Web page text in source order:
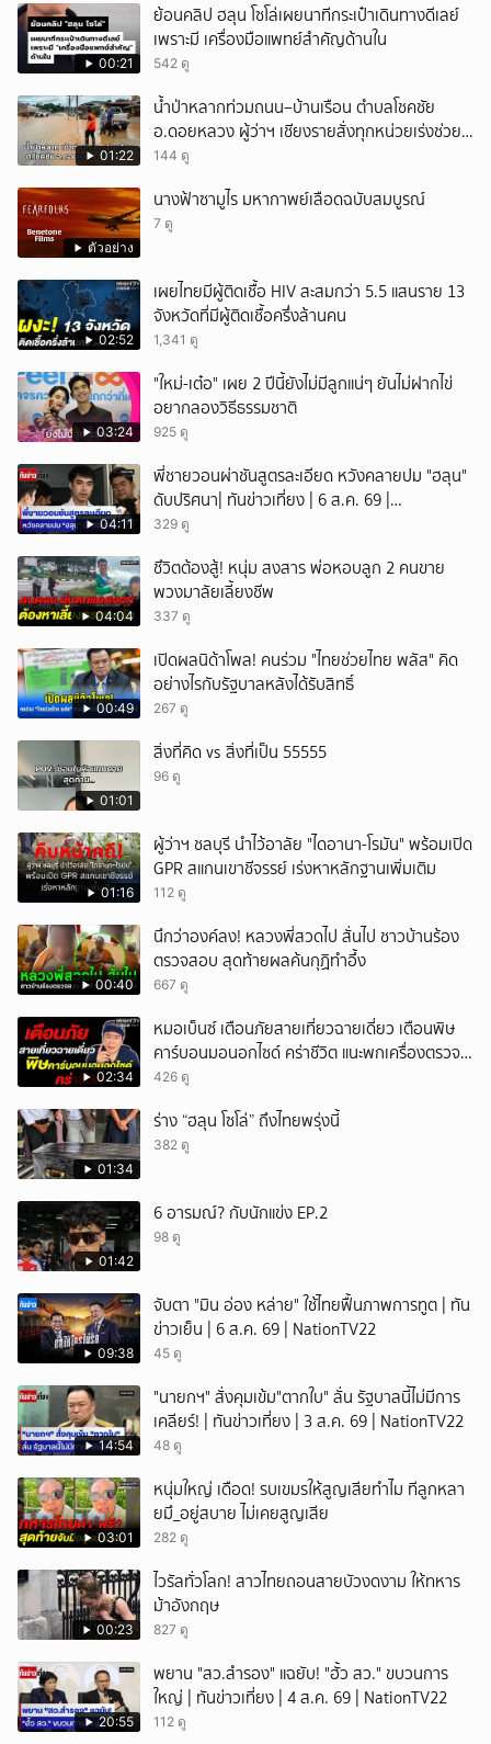
00:21
ย้อนคลิป ฮลุน โซโล่เผยนาทีกระเป๋าเดินทางดีเลย์
เพราะมี เครื่องมือแพทย์สำคัญด้านใน
542 ดู
01:22
น้ำป่าหลากท่วมถนน–บ้านเรือน ตำบลโชคชัย
อ.ดอยหลวง ผู้ว่าฯ เชียงรายสั่งทุกหน่วยเร่งช่วย
เหลือประชาชน
144 ดู
ตัวอย่าง
นางฟ้าซามูไร มหากาพย์เลือดฉบับสมบูรณ์
7 ดู
02:52
เผยไทยมีผู้ติดเชื้อ HIV สะสมกว่า 5.5 แสนราย 13
จังหวัดที่มีผู้ติดเชื้อครึ่งล้านคน
1,341 ดู
03:24
"ใหม่-เต๋อ" เผย 2 ปีนี้ยังไม่มีลูกแน่ๆ ยันไม่ฝากไข่
อยากลองวิธีธรรมชาติ
925 ดู
04:11
พี่ชายวอนผ่าชันสูตรละเอียด หวังคลายปม "ฮลุน"
ดับปริศนา| ทันข่าวเที่ยง | 6 ส.ค. 69 |
NationTV22
329 ดู
04:04
ชึวิตต้องสู้! หนุ่ม สงสาร พ่อหอบลูก 2 คนขาย
พวงมาลัยเลี้ยงชีพ
337 ดู
00:49
เปิดผลนิด้าโพล! คนร่วม "ไทยช่วยไทย พลัส" คิด
อย่างไรกับรัฐบาลหลังได้รับสิทธิ์
267 ดู
01:01
สิ่งที่คิด vs สิ่งที่เป็น 55555
96 ดู
01:16
ผู้ว่าฯ ชลบุรี นำไว้อาลัย "ไดอานา-โรมัน" พร้อมเปิด
GPR สแกนเขาชีจรรย์ เร่งหาหลักฐานเพิ่มเติม
112 ดู
00:40
นึกว่าองค์ลง! หลวงพี่สวดไป สั่นไป ชาวบ้านร้อง
ตรวจสอบ สุดท้ายผลค้นกุฏิทำอึ้ง
667 ดู
02:34
หมอเบ็นซ์ เตือนภัยสายเที่ยวฉายเดี่ยว เตือนพิษ
คาร์บอนมอนอกไซด์ คร่าชีวิต แนะพกเครื่องตรวจ
วัดติดตัว
426 ดู
01:34
ร่าง “ฮลุน โซโล่” ถึงไทยพรุ่งนี้
382 ดู
01:42
6 อารมณ์? กับนักแข่ง EP.2
98 ดู
09:38
จับตา "มิน อ่อง หล่าย" ใช้ไทยฟื้นภาพการทูต | ทัน
ข่าวเย็น | 6 ส.ค. 69 | NationTV22
45 ดู
14:54
"นายกฯ" สั่งคุมเข้ม"ตากใบ" ลั่น รัฐบาลนี้ไม่มีการ
เคลียร์! | ทันข่าวเที่ยง | 3 ส.ค. 69 | NationTV22
48 ดู
03:01
หนุ่มใหญ่ เดือด! รบเขมรให้สูญเสียทำไม ทีลูกหลา
ยมึ_อยู่สบาย ไม่เคยสูญเสีย
282 ดู
00:23
ไวรัลทั่วโลก! สาวไทยถอนสายบัวงดงาม ให้ทหาร
ม้าอังกฤษ
827 ดู
20:55
พยาน "สว.สำรอง" แฉยับ! "ฮั้ว สว." ขบวนการ
ใหญ่ | ทันข่าวเที่ยง | 4 ส.ค. 69 | NationTV22
112 ดู